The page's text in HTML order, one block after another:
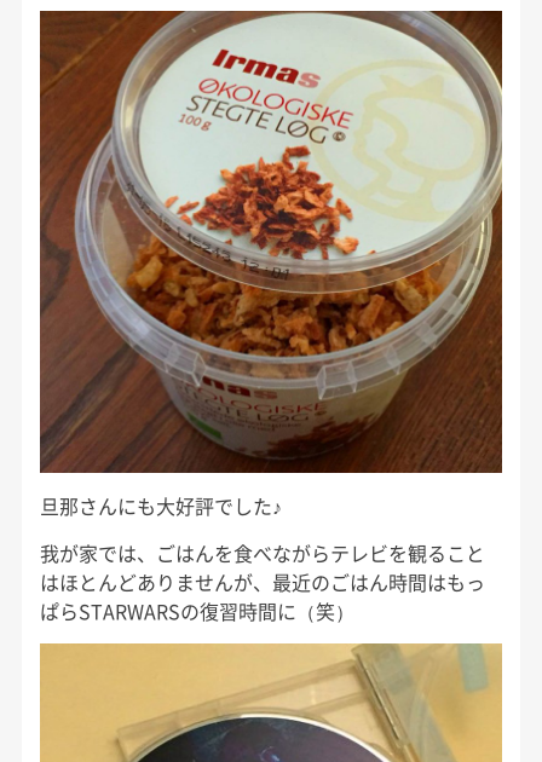
旦那さんにも大好評でした♪
我が家では、ごはんを食べながらテレビを観ること
はほとんどありませんが、最近のごはん時間はもっ
ぱらSTARWARSの復習時間に（笑）